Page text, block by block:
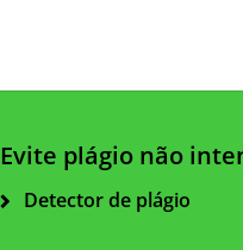
Evite plágio não
Detector de plágio